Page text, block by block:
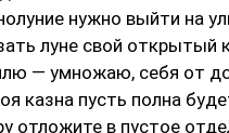
нужно выйти на
луне свой открытый
— умножаю, себя от
казна пусть полна
в пустое